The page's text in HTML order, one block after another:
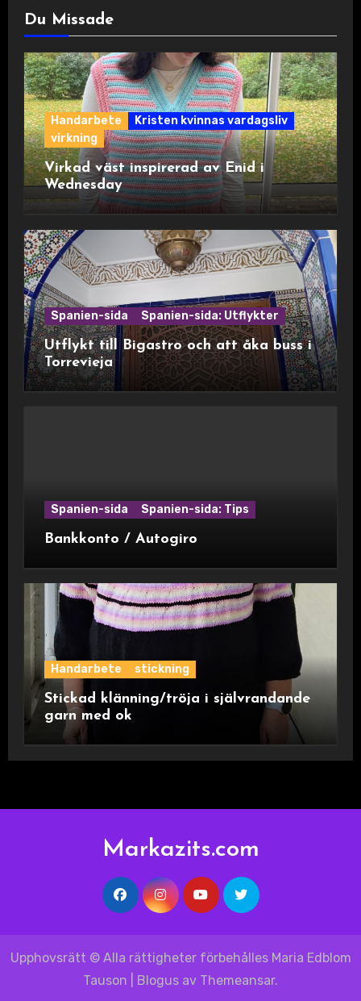
Du Missade
Handarbete
Kristen kvinnas vardagsliv
virkning
Virkad väst inspirerad av Enid i
Wednesday
Spanien-sida Spanien-sida: Utflykter
Utflykt till Bigastro och att åka buss i
Torrevieja
Spanien-sida Spanien-sida: Tips
Bankkonto / Autogiro
Handarbete stickning
Stickad klänning/tröja i självrandande
garn med ok
Markazits.com
Upphovsrätt © Alla rättigheter förbehålles Maria Edblom
Tauson
Blogus av Themeansar.